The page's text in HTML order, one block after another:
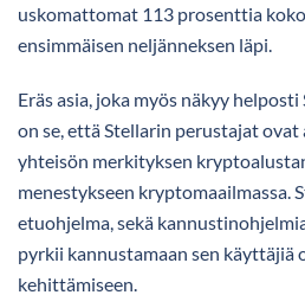
uskomattomat 113 prosenttia
ensimmäisen neljänneksen läpi.
Eräs asia, joka myös näkyy helposti
on se, että Stellarin perustajat
yhteisön merkityksen
menestykseen kryptomaailmassa.
etuohjelma, sekä
pyrkii kannustamaan sen käyttäjiä
kehittämiseen.